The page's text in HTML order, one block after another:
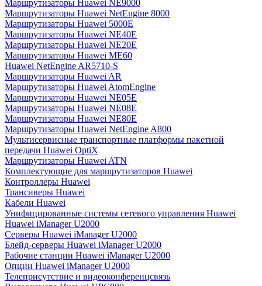
Маршрутизаторы Huawei NE9000
Маршрутизаторы Huawei NetEngine 8000
Маршрутизаторы Huawei 5000E
Маршрутизаторы Huawei NE40E
Маршрутизаторы Huawei NE20E
Маршрутизаторы Huawei ME60
Huawei NetEngine AR5710-S
Маршрутизаторы Huawei AR
Маршрутизаторы Huawei AtomEngine
Маршрутизаторы Huawei NE05E
Маршрутизаторы Huawei NE08E
Маршрутизаторы Huawei NE80E
Маршрутизаторы Huawei NetEngine A800
Мультисервисные транспортные платформы пакетной
передачи Huawei OptiX
Маршрутизаторы Huawei ATN
Комплектующие для маршрутизаторов Huawei
Контроллеры Huawei
Трансиверы Huawei
Кабели Huawei
Унифицированные системы сетевого управления Huawei
Huawei iManager U2000
Серверы Huawei iManager U2000
Блейд-серверы Huawei iManager U2000
Рабочие станции Huawei iManager U2000
Опции Huawei iManager U2000
Телеприсутствие и видеоконференцсвязь